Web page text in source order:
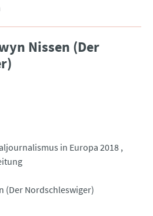
Nissen (Der
in Europa 2018
(Der Nordschleswiger)